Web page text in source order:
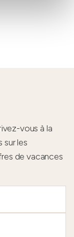
vous à la
les
de vacances